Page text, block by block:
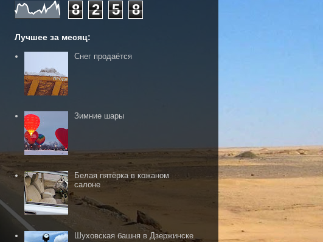
8 2 5 8
Лучшее за месяц:
Снег продаётся
Зимние шары
Белая пятёрка в кожаном
салоне
Шуховская башня в Дзержинске